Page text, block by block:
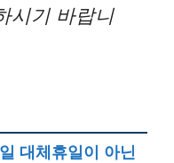
시기 바랍니
대체휴일이 아닌